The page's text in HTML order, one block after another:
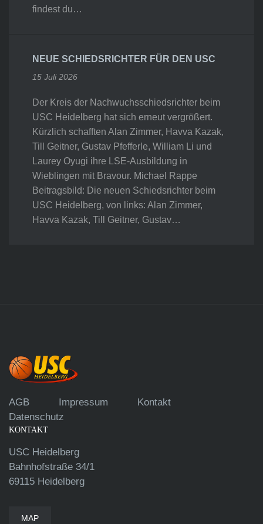
findest du…
NEUE SCHIEDSRICHTER FÜR DEN USC
15 Juli 2026
Der Kreis der Nachwuchsschiedsrichter beim
USC Heidelberg hat sich erneut vergrößert.
Kürzlich schafften Alan Zimmer, Havva Kazak,
Till Geitner, Gustav Pfefferle, William Li und
Laurey Oyugi ihre LSE-Ausbildung in
Wieblingen mit Bravour. Michael Rappe
Beitragsbild: Die neuen Schiedsrichter beim
USC Heidelberg, von links: Alan Zimmer,
Havva Kazak, Till Geitner, Gustav…
AGB Impressum
Kontakt
Datenschutz
KONTAKT
USC Heidelberg
Bahnhofstraße 34/1
69115 Heidelberg
MAP